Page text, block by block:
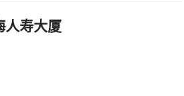
人寿大厦